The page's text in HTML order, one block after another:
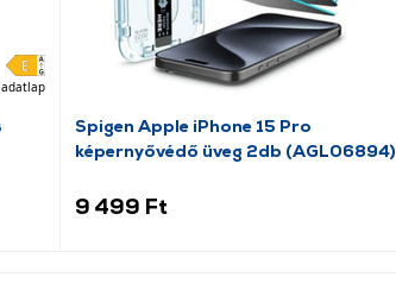
Spigen Apple iPhone 15 Pro
képernyővédő üveg 2db (AGL06894)
9 499 Ft